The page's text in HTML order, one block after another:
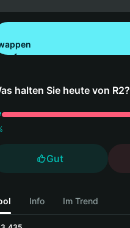
halten Sie heute von R2?
Gut
Info Im Trend